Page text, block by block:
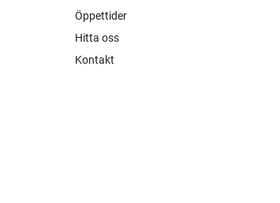
Öppettider
Hitta oss
Kontakt